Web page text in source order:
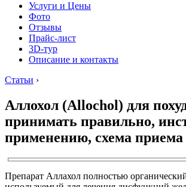
Услуги и Цены
Фото
Отзывы
Прайс-лист
3D-тур
Описание и контакты
Статьи ›
Аллохол (Allochol) для
принимать правильно,
применению, схема приема
Препарат Аллахол полностью